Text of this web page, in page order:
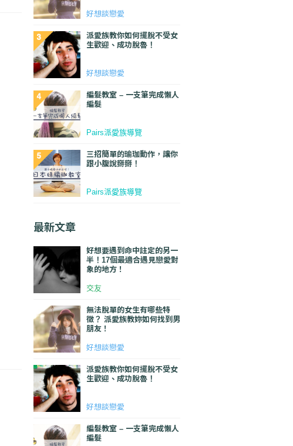
好想談戀愛
派愛族教你如何擺脫不受女
生歡迎、成功脫魯！
好想談戀愛
編髮教室 – 一支筆完成懶人
編髮
Pairs派愛族導覽
三招簡單的瑜珈動作，讓你
跟小腹說掰掰！
Pairs派愛族導覽
最新文章
好想要遇到命中註定的另一
半！17個最適合遇見戀愛對
象的地方！
交友
無法脫單的女生有哪些特
徵？ 派愛族教妳如何找到男
朋友！
好想談戀愛
派愛族教你如何擺脫不受女
生歡迎、成功脫魯！
好想談戀愛
編髮教室 – 一支筆完成懶人
編髮